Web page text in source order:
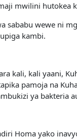
mwilini hutokea
sababu wewe ni
kambi.
kali, kali yaani,
pamoja na
ya bakteria
Homa yako